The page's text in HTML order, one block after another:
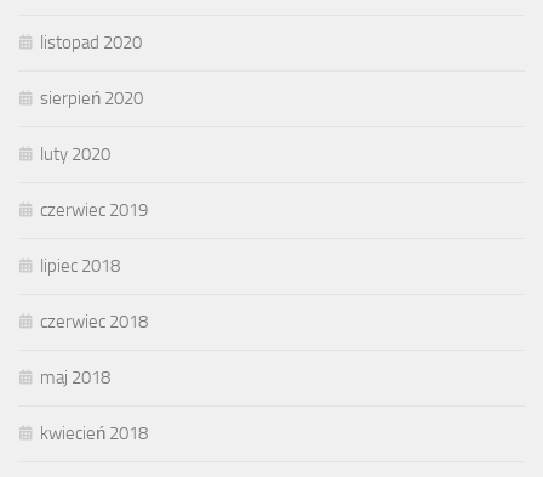
listopad 2020
sierpień 2020
luty 2020
czerwiec 2019
lipiec 2018
czerwiec 2018
maj 2018
kwiecień 2018